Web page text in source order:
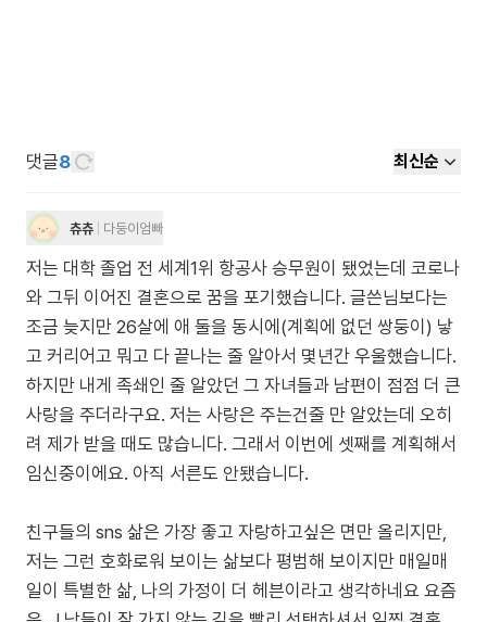
댓글8 최신순
츄츄 다둥이엄빠
저는 대학 졸업 전 세계1위 항공사 승무원이 됐었는데 코로나
와 그뒤 이어진 결혼으로 꿈을 포기했습니다. 글쓴님보다는
조금 늦지만 26살에 애 둘을 동시에(계획에 없던 쌍둥이) 낳
고 커리어고 뭐고 다 끝나는 줄 알아서 몇년간 우울했습니다.
하지만 내게 족쇄인 줄 알았던 그 자녀들과 남편이 점점 더 큰
사랑을 주더라구요. 저는 사랑은 주는건줄 만 알았는데 오히
려 제가 받을 때도 많습니다. 그래서 이번에 셋째를 계획해서
임신중이에요. 아직 서른도 안됐습니다.
친구들의 sns 삶은 가장 좋고 자랑하고싶은 면만 올리지만,
저는 그런 호화로워 보이는 삶보다 평범해 보이지만 매일매
일이 특별한 삶, 나의 가정이 더 헤븐이라고 생각하네요 요즘